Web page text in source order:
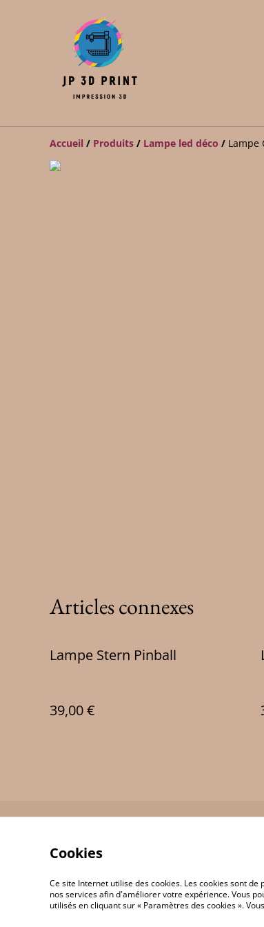
Accueil / Produits / Lampe led déco / Lampe
Articles connexes
Lampe Stern Pinball
39,00 €
©2026 JP 3D Print
Cookies
Ce site Internet utilise des cookies. Les cookies sont
nos services afin d'améliorer votre expérience. Vous
utilisés en cliquant sur « Paramètres des cookies ».